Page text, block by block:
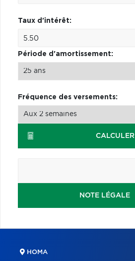
Taux d'intérêt:
Période d'amortissement:
Fréquence des versements:
CALCULER
NOTE LÉGALE
HOMA